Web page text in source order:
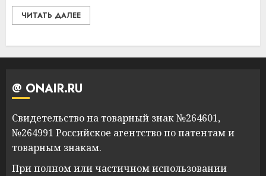
ЧИТАТЬ ДАЛЕЕ
@ ONAIR.RU
Свидетельство на товарный знак №264601,
№264991 Российское агентство по патентам и
товарным знакам.
При полном или частичном использовании